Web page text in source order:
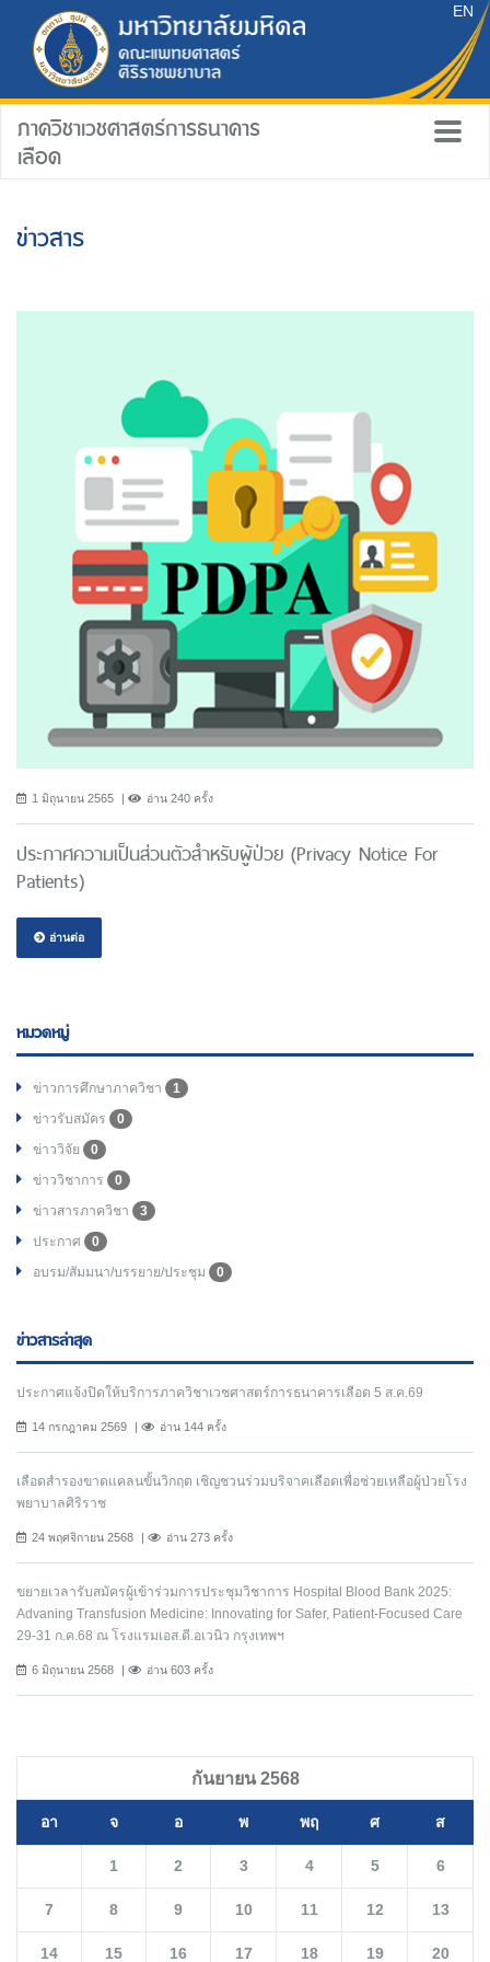
EN
ภาควิชาเวชศาสตร์การธนาคาร
เลือด
ข่าวสาร
1 มิถุนายน 2565 อ่าน 240 ครั้ง
ประกาศความเป็นส่วนตัวสำหรับผู้ป่วย (Privacy Notice For
Patients)
อ่านต่อ
หมวดหมู่
ข่าวการศึกษาภาควิชา
1
ข่าวรับสมัคร
0
ข่าววิจัย
0
ข่าววิชาการ
0
ข่าวสารภาควิชา
3
ประกาศ
0
อบรม/สัมมนา/บรรยาย/ประชุม
0
ข่าวสารล่าสุด
ประกาศแจ้งปิดให้บริการภาควิชาเวชศาสตร์การธนาคารเลือด 5 ส.ค.69
14 กรกฎาคม 2569 อ่าน 144 ครั้ง
เลือดสำรองขาดแคลนขั้นวิกฤต เชิญชวนร่วมบริจาคเลือดเพื่อช่วยเหลือผู้ป่วยโรง
พยาบาลศิริราช
24 พฤศจิกายน 2568 อ่าน 273 ครั้ง
ขยายเวลารับสมัครผู้เข้าร่วมการประชุมวิชาการ Hospital Blood Bank 2025:
Advaning Transfusion Medicine: Innovating for Safer, Patient-Focused Care
29-31 ก.ค.68 ณ โรงแรมเอส.ดี.อเวนิว กรุงเทพฯ
6 มิถุนายน 2568 อ่าน 603 ครั้ง
กันยายน 2568
อา จ อ พ พฤ ศ ส
1 2 3 4 5 6
7 8 9 10 11 12 13
14 15 16 17 18 19 20